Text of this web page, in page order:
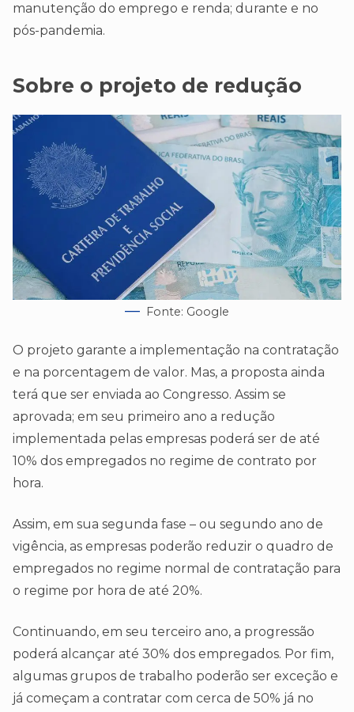
manutenção do emprego e renda; durante e no
pós-pandemia.
Sobre o projeto de redução
Fonte: Google
O projeto garante a implementação na contratação
e na porcentagem de valor. Mas, a proposta ainda
terá que ser enviada ao Congresso. Assim se
aprovada; em seu primeiro ano a redução
implementada pelas empresas poderá ser de até
10% dos empregados no regime de contrato por
hora.
Assim, em sua segunda fase – ou segundo ano de
vigência, as empresas poderão reduzir o quadro de
empregados no regime normal de contratação para
o regime por hora de até 20%.
Continuando, em seu terceiro ano, a progressão
poderá alcançar até 30% dos empregados. Por fim,
algumas grupos de trabalho poderão ser exceção e
já começam a contratar com cerca de 50% já no